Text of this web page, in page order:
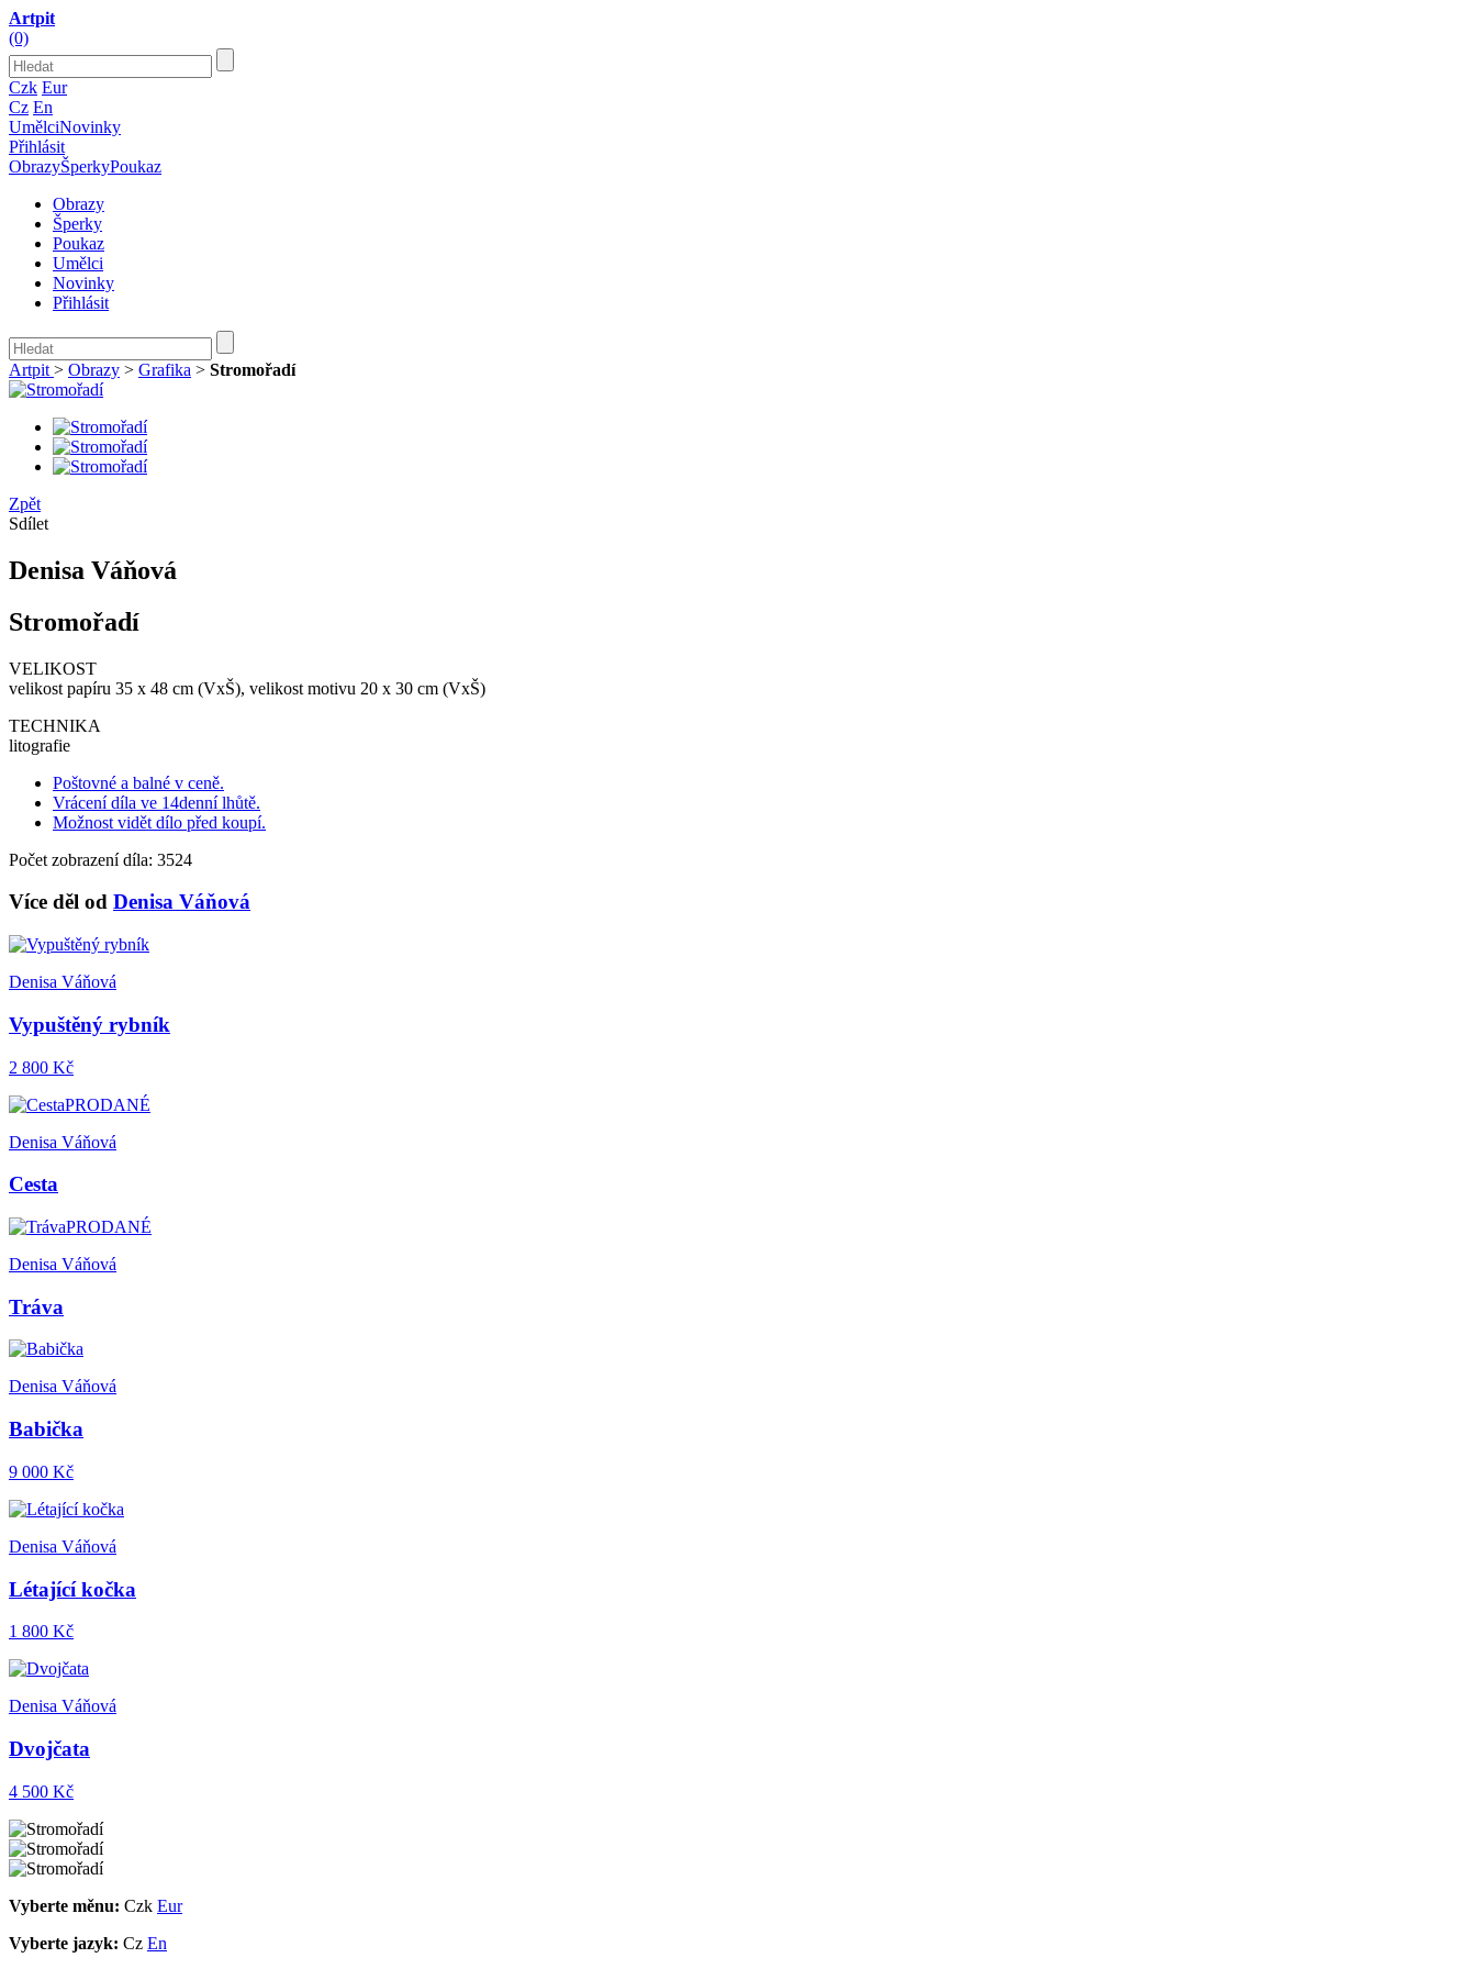
Artpit
(0)
Czk Eur
Cz En
UmělciNovinky
Přihlásit
ObrazyŠperkyPoukaz
Obrazy
Šperky
Poukaz
Umělci
Novinky
Přihlásit
Artpit > Obrazy > Grafika > Stromořadí
Zpět
Sdílet
Denisa Váňová
Stromořadí
VELIKOST
velikost papíru 35 x 48 cm (VxŠ), velikost motivu 20 x 30 cm (VxŠ)
TECHNIKA
litografie
Poštovné a balné v ceně.
Vrácení díla ve 14denní lhůtě.
Možnost vidět dílo před koupí.
Počet zobrazení díla: 3524
Více děl od Denisa Váňová
Denisa Váňová
Vypuštěný rybník
2 800 Kč
PRODANÉ
Denisa Váňová
Cesta
PRODANÉ
Denisa Váňová
Tráva
Denisa Váňová
Babička
9 000 Kč
Denisa Váňová
Létající kočka
1 800 Kč
Denisa Váňová
Dvojčata
4 500 Kč
Vyberte měnu: Czk Eur
Vyberte jazyk: Cz En